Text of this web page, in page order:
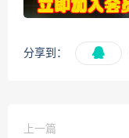
分享到：
上一篇